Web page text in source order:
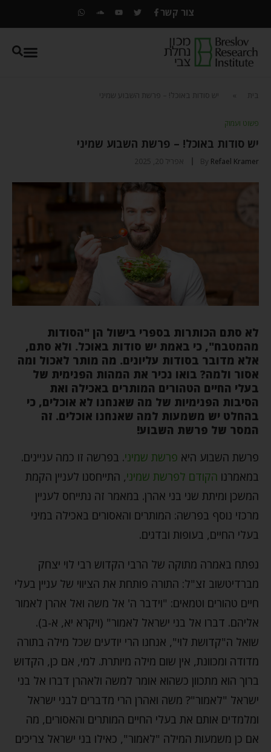
צור קשר
בית יש סודות באוכל! – פרשת השבוע שמיני
פשוט ועמוק
יש סודות באוכל! – פרשת השבוע שמיני
By Refael Kramer אפריל 20, 2025
לא סתם הכותרות בספרי בישול הן "הסודות
מהמטבח", כי באמת יש סודות באוכל. ולא סתם,
אלא מדובר בסודות עליונים. מה מותר לאכול ומה
אסור ולמה? בואו נכיר את המהות הפנימית של
בעלי החיים הטהורים המותרים באכילה ואת
הסיבות הפנימיות של מה שאנחנו לא אוכלים, כי
בהחלט יש משמעות למה שאנחנו אוכלים. זה
המסר של פרשת השבוע!
פרשת השבוע היא פרשת שמיני. בפרשה זו כמה עניינים.
במאמרנו הקודם לפרשת שמיני, התייחסנו לעניין הקמת
המשכן ומיתת שני בני אהרן. במאמר זה נתייחס לעניין
מרכזי נוסף בפרשה: המותרים והאסורים באכילה במיני
בעלי החיים, בעופות ובדגים.
נפתח באמרה מתוקה של הרבי הקדוש רבי לוי יצחק
מברדיטשוב זצ"ל: התורה פותחת את הציווי של עניין בעלי
חיים טהורים וטמאים: "וידבר ה' אל משה ואל אהרן לאמור
אליהם. דברו אל בני ישראל לאמור" (ויקרא יא, א-ב).
שואל ה"קדושת לוי", אנחנו הרי יודעים שכל מילה בתורה
מדודה ומכוונת, אין שום מילה מיותרת. למי, אם כן, הקדוש
ברוך הוא מתכוון כשהוא אומר למשה ולאהרן דברו אל בני
ישראל "לאמור"? משה ואהרן הרי מדברים לבני ישראל
ומלמדים אותם את בעלי החיים המותרים והאסורים, מה
אם כן משמעות המילה "לאמור", כאילו בני ישראל צריכים